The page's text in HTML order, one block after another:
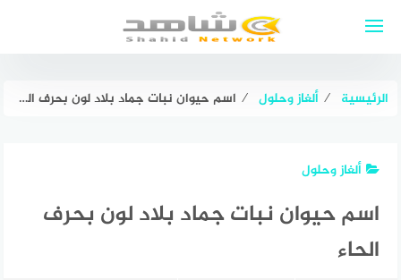
الرئيسية ⁄ ألغاز وحلول ⁄ اسم حيوان نبات جماد بلاد لون بحرف الحاء
ألغاز وحلول
اسم حيوان نبات جماد بلاد لون بحرف
الحاء